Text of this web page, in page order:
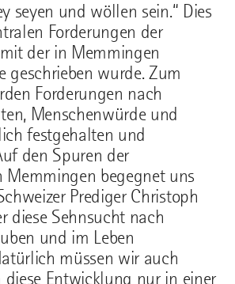
seyen und wöllen sein.“ Dies
Forderungen der
der in Memmingen
geschrieben wurde. Zum
Forderungen nach
Menschenwürde und
festgehalten und
den Spuren der
Memmingen begegnet uns
Prediger Christoph
diese Sehnsucht nach
und im Leben
müssen wir auch
Entwicklung nur in einer